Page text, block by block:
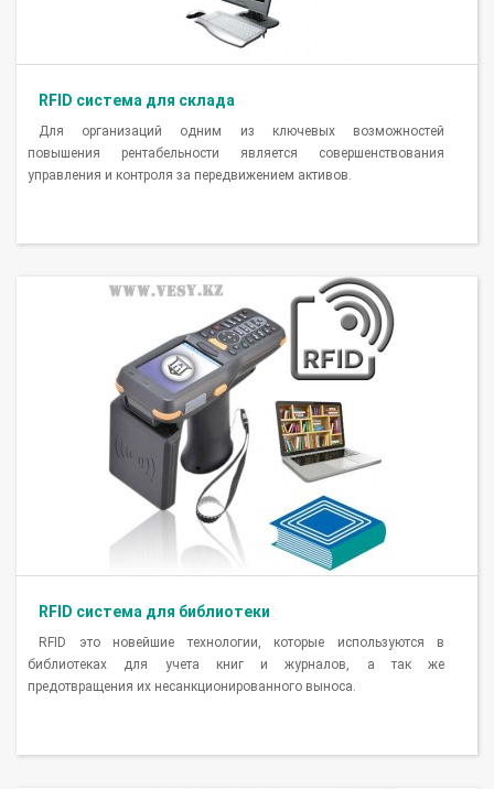
RFID система для склада
Для организаций одним из ключевых возможностей
повышения рентабельности является совершенствования
управления и контроля за передвижением активов.
RFID система для библиотеки
RFID это новейшие технологии, которые используются в
библиотеках для учета книг и журналов, а так же
предотвращения их несанкционированного выноса.